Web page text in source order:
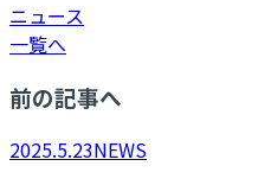
ニュース
一覧へ
前の記事へ
2025.5.23NEWS